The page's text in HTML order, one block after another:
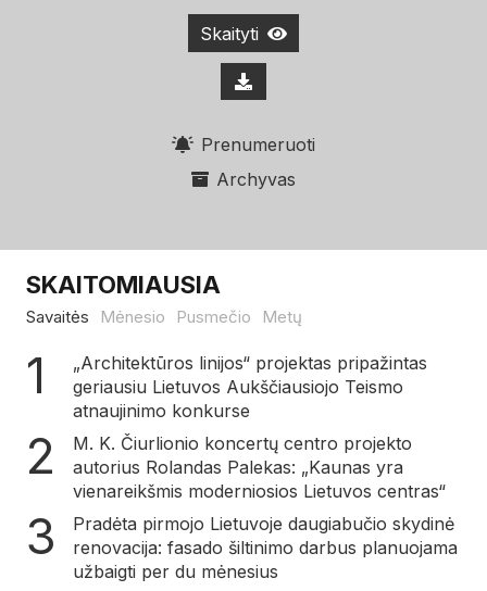
Skaityti
Prenumeruoti
Archyvas
SKAITOMIAUSIA
Savaitės Mėnesio Pusmečio Metų
„Architektūros linijos“ projektas pripažintas
geriausiu Lietuvos Aukščiausiojo Teismo
atnaujinimo konkurse
M. K. Čiurlionio koncertų centro projekto
autorius Rolandas Palekas: „Kaunas yra
vienareikšmis moderniosios Lietuvos centras“
Pradėta pirmojo Lietuvoje daugiabučio skydinė
renovacija: fasado šiltinimo darbus planuojama
užbaigti per du mėnesius